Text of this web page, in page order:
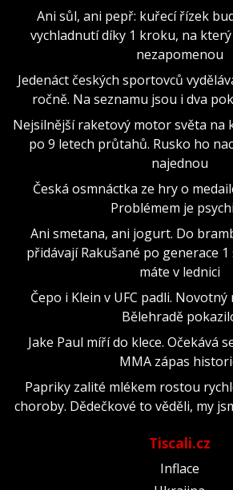
Ani sůl, ani pepř: kuřecí řízek
vychladnutí díky 1 kroku, na
nezapomenou
Jedenáct českých sportovců
ročně. Na seznamu jsou i dva
Nejsilnější raketový motor světa na
po 9 letech průtahů. Rusko ho
najednou
Česká osmnáctka ze hry o
Problémem je
Ani smetana, ani jogurt. Do
přidávají Rakušané po generace
máte v lednici
Čepo i Klein v UFC padli.
Bělehradě
Jake Paul míří do klece. Očekává
MMA zápas
Papriky zalité mlékem rostou
choroby. Dědečkové to věděli, my
Tiscali.cz
Inflace